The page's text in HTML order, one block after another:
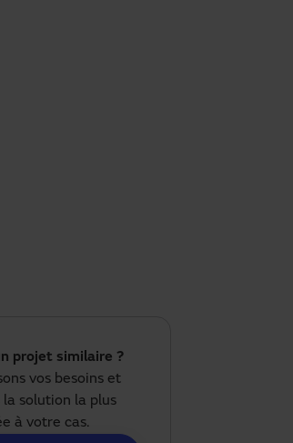
projet similaire ?
vos besoins et
la solution la plus
à votre cas.